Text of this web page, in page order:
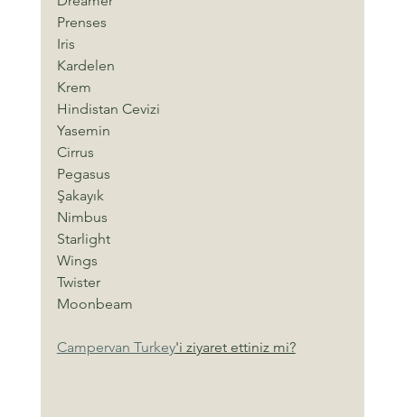
Prenses
Iris
Kardelen
Krem
Hindistan Cevizi
Yasemin
Cirrus
Pegasus
Şakayık
Nimbus
Starlight
Wings
Twister
Moonbeam
Campervan Turkey'i ziyaret ettiniz mi?